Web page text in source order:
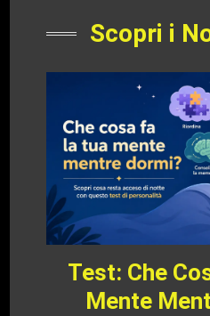
Scopri i
Test: Che
Mente